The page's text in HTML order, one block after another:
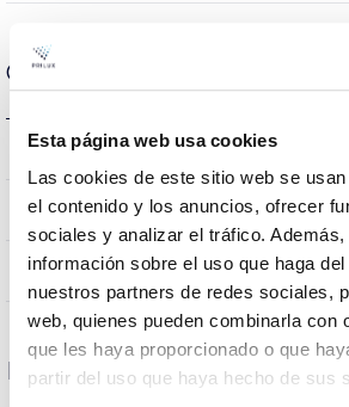
Esta página web usa cookies
Las cookies de este sitio web se
el contenido y los anuncios, ofrecer
sociales y analizar el tráfico.
información sobre el uso que haga
nuestros partners de redes sociales,
web, quienes pueden combinarla con
que les haya proporcionado o que
partir del uso que haya hecho de sus
Optical data
Colour temperature
CRI Colour rendering index 80
Opening angle
Housing and Finish